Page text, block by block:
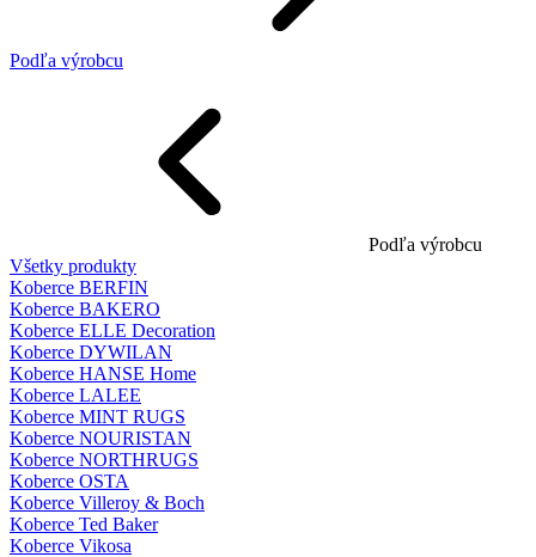
Podľa výrobcu
Podľa výrobcu
Všetky produkty
Koberce BERFIN
Koberce BAKERO
Koberce ELLE Decoration
Koberce DYWILAN
Koberce HANSE Home
Koberce LALEE
Koberce MINT RUGS
Koberce NOURISTAN
Koberce NORTHRUGS
Koberce OSTA
Koberce Villeroy & Boch
Koberce Ted Baker
Koberce Vikosa